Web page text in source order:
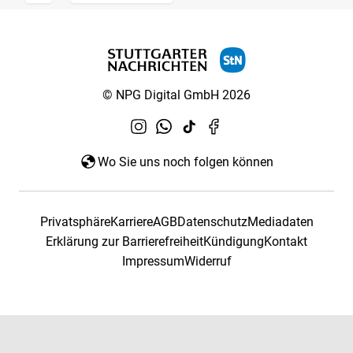
© NPG Digital GmbH 2026
Wo Sie uns noch folgen können
PrivatsphäreKarriereAGBDatenschutzMediadaten
Erklärung zur BarrierefreiheitKündigungKontakt
ImpressumWiderruf